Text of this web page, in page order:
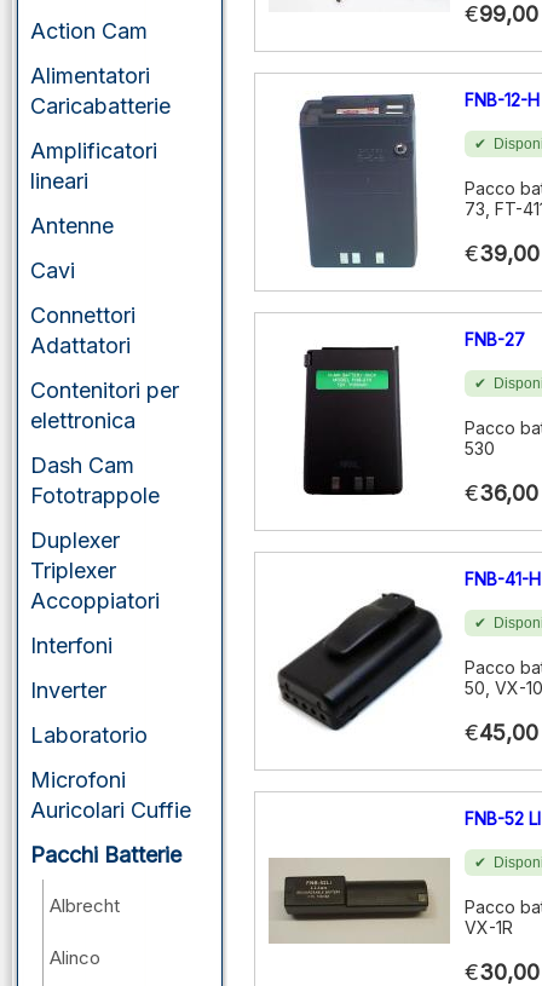
Action Cam
Alimentatori
Caricabatterie
Amplificatori
lineari
Antenne
Cavi
Connettori
Adattatori
Contenitori per
elettronica
Dash Cam
Fototrappole
Duplexer
Triplexer
Accoppiatori
Interfoni
Inverter
Laboratorio
Microfoni
Auricolari Cuffie
Pacchi Batterie
Albrecht
Alinco
€99,00
FNB-12-H
Pacco
73, FT-
€39,00
FNB-27
Pacco
530
€36,00
FNB-41-H
Pacco
50, VX-
€45,00
FNB-52 LI
Pacco
VX-1R
€30,00